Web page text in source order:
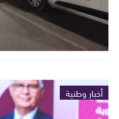
أخبار وطنية